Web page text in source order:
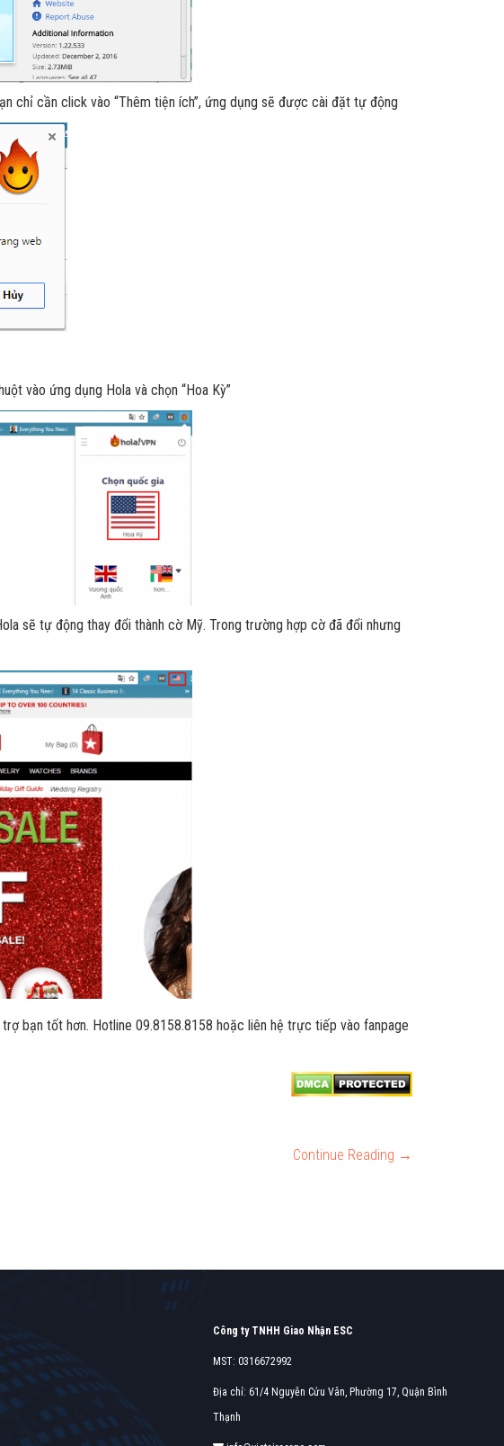
chỉ cần click vào “Thêm tiện ích”, ứng dụng sẽ được cài đặt tự động
vào ứng dụng Hola và chọn “Hoa Kỳ”
sẽ tự động thay đổi thành cờ Mỹ. Trong trường hợp cờ đã đổi nhưng
bạn tốt hơn. Hotline 09.8158.8158 hoặc liên hệ trực tiếp vào fanpage
Continue Reading →
Công ty TNHH Giao Nhận ESC
MST: 0316672992
Địa chỉ: 61/4 Nguyễn Cửu Vân, Phường 17, Quận Bình
Thạnh